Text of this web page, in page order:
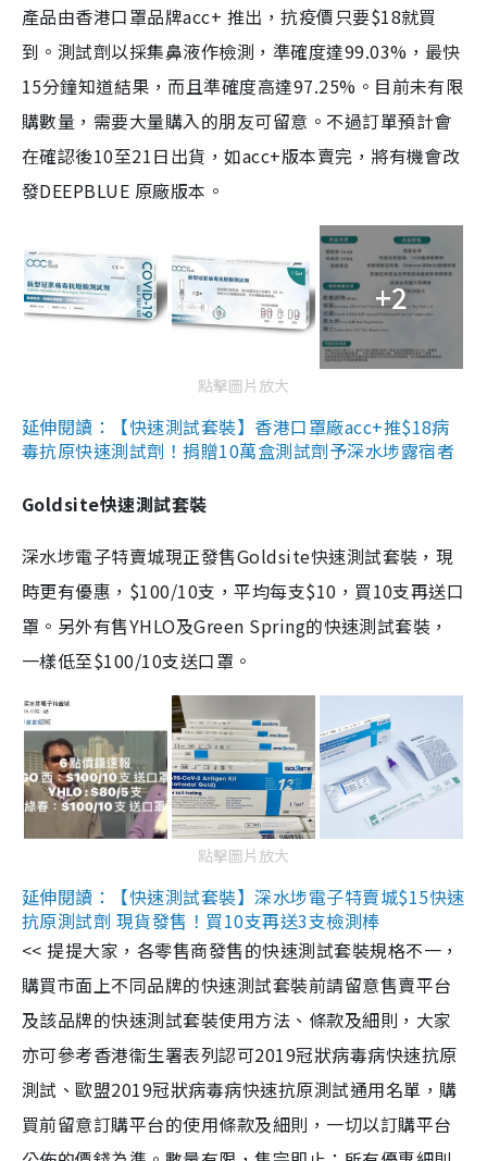
產品由香港口罩品牌acc+ 推出，抗疫價只要$18就買
到。測試劑以採集鼻液作檢測，準確度達99.03%，最快
15分鐘知道結果，而且準確度高達97.25%。目前未有限
購數量，需要大量購入的朋友可留意。不過訂單預計會
在確認後10至21日出貨，如acc+版本賣完，將有機會改
發DEEPBLUE 原廠版本。
+2
點擊圖片放大
延伸閱讀：【快速測試套裝】香港口罩廠acc+推$18病
毒抗原快速測試劑！捐贈10萬盒測試劑予深水埗露宿者
Goldsite快速測試套裝
深水埗電子特賣城現正發售Goldsite快速測試套裝，現
時更有優惠，$100/10支，平均每支$10，買10支再送口
罩。另外有售YHLO及Green Spring的快速測試套裝，
一樣低至$100/10支送口罩。
點擊圖片放大
延伸閱讀：【快速測試套裝】深水埗電子特賣城$15快速
抗原測試劑 現貨發售！買10支再送3支檢測棒
<< 提提大家，各零售商發售的快速測試套裝規格不一，
購買市面上不同品牌的快速測試套裝前請留意售賣平台
及該品牌的快速測試套裝使用方法、條款及細則，大家
亦可參考香港衞生署表列認可2019冠狀病毒病快速抗原
測試、歐盟2019冠狀病毒病快速抗原測試通用名單，購
買前留意訂購平台的使用條款及細則，一切以訂購平台